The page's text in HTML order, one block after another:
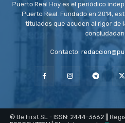
Puerto Real Hoy es el periódico
Puerto Real. Fundado en 2014,
titulados que acuden al rigor de
Contacto:
© Be First SL - ISSN: 2444-3662 ||